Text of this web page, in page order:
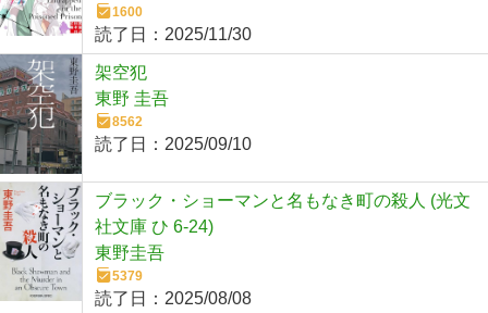
1600
読了日： 2025/11/30
架空犯
東野 圭吾
8562
読了日： 2025/09/10
ブラック・ショーマンと名もなき町の殺人 (光文
社文庫 ひ 6-24)
東野圭吾
5379
読了日： 2025/08/08